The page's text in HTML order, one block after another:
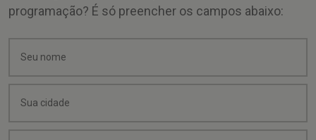
programação? É só preencher os campos abaixo: